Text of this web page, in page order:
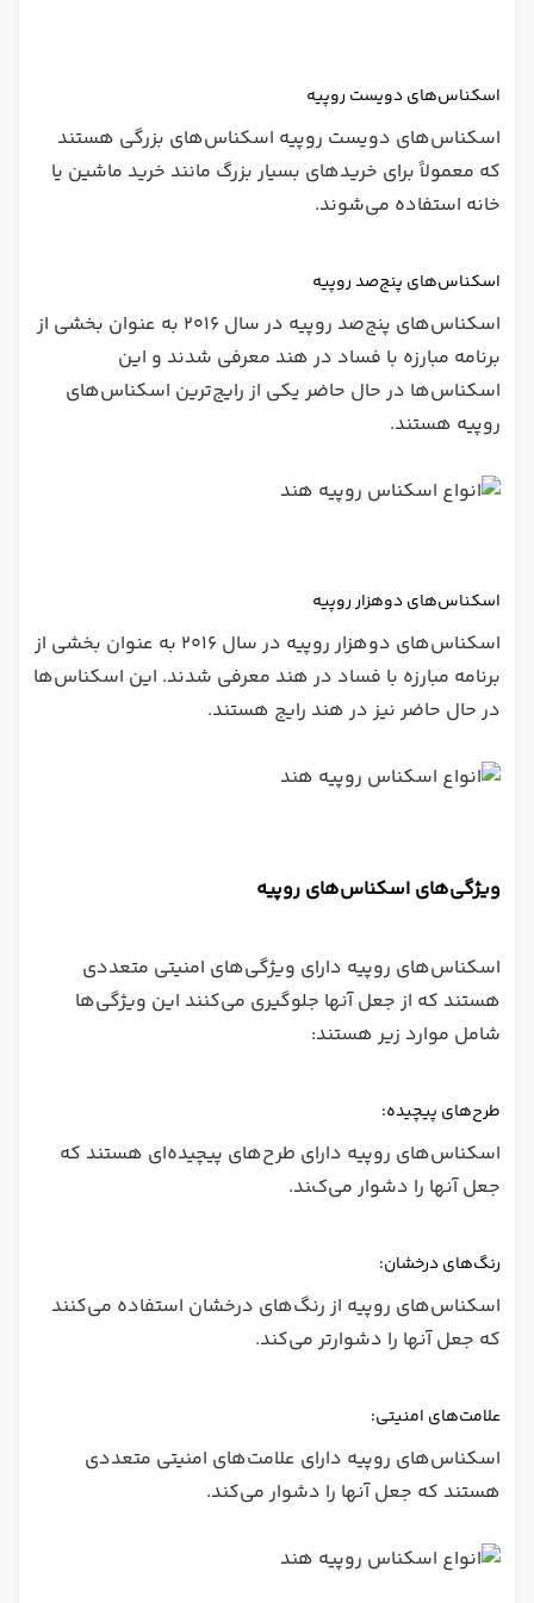
اسکناس‌های دویست روپیه
اسکناس‌های دویست روپیه اسکناس‌های بزرگی هستند
که معمولاً برای خریدهای بسیار بزرگ مانند خرید ماشین یا
خانه استفاده می‌شوند.
اسکناس‌های پنج‌صد روپیه
اسکناس‌های پنج‌صد روپیه در سال ۲۰۱۶ به عنوان بخشی از
برنامه مبارزه با فساد در هند معرفی شدند و این
اسکناس‌ها در حال حاضر یکی از رایج‌ترین اسکناس‌های
روپیه هستند.
اسکناس‌های دوهزار روپیه
اسکناس‌های دوهزار روپیه در سال ۲۰۱۶ به عنوان بخشی از
برنامه مبارزه با فساد در هند معرفی شدند. این اسکناس‌ها
در حال حاضر نیز در هند رایج هستند.
ویژگی‌های اسکناس‌های روپیه
اسکناس‌های روپیه دارای ویژگی‌های امنیتی متعددی
هستند که از جعل آنها جلوگیری می‌کنند این ویژگی‌ها
شامل موارد زیر هستند:
طرح‌های پیچیده:
اسکناس‌های روپیه دارای طرح‌های پیچیده‌ای هستند که
جعل آنها را دشوار می‌کند.
رنگ‌های درخشان:
اسکناس‌های روپیه از رنگ‌های درخشان استفاده می‌کنند
که جعل آنها را دشوارتر می‌کند.
علامت‌های امنیتی:
اسکناس‌های روپیه دارای علامت‌های امنیتی متعددی
هستند که جعل آنها را دشوار می‌کند.